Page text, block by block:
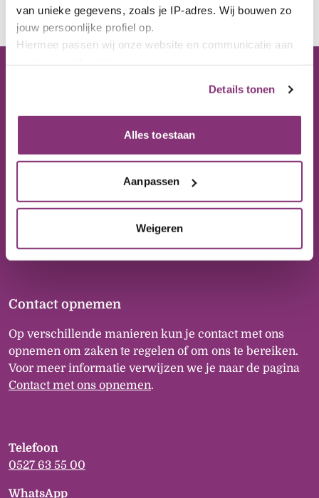
van unieke gegevens, zoals je IP-adres. Wij bouwen zo
jouw persoonlijke profiel op.
Hiermee passen wij onze website en communicatie aan
Via het paarse icoon linksonder op onze website kun je
jouw toestemming op elk moment wijzigen of intrekken.
Details tonen
Alles toestaan
Aanpassen
Weigeren
Nijverheidstraat 10
Postadres
8300 AA Emmeloord
Contact opnemen
Op verschillende manieren kun je contact met ons
opnemen om zaken te regelen of om ons te bereiken.
Voor meer informatie verwijzen we je naar de pagina
Contact met ons opnemen.
Telefoon
0527 63 55 00
WhatsApp